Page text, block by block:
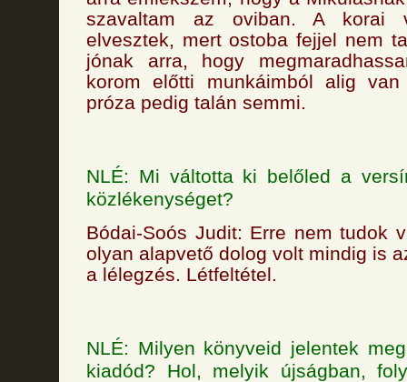
szavaltam az oviban. A korai
elvesztek, mert ostoba fejjel nem
jónak arra, hogy
korom előtti munkáimból alig
próza pedig talán semmi.
NLÉ: Mi váltotta ki belőled a
közlékenységet?
Bódai-Soós Judit: Erre nem tudok
olyan alapvető dolog volt mindig is
a lélegzés. Létfeltétel.
NLÉ: Milyen könyveid jelentek
kiadód? Hol, melyik újságban,